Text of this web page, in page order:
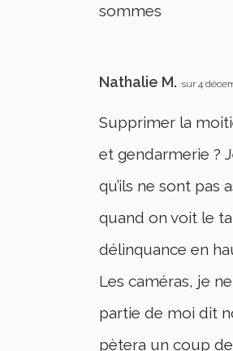
sommes
Nathalie M. sur 4
Supprimer la
et gendarmerie ?
qu’ils ne sont pas
quand on voit le
délinquance en
Les caméras, je
partie de moi dit
pètera un coup